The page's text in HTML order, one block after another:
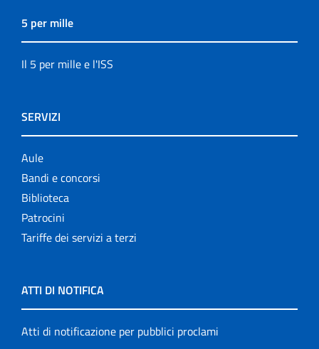
5 per mille
Il 5 per mille e l'ISS
SERVIZI
Aule
Bandi e concorsi
Biblioteca
Patrocini
Tariffe dei servizi a terzi
ATTI DI NOTIFICA
Atti di notificazione per pubblici proclami